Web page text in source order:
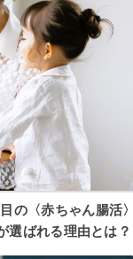
選ばれる理由とは？